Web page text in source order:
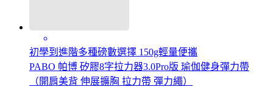
初學到進階多種磅數選擇 150g輕量便攜
PABO 帕博 矽膠8字拉力器3.0Pro版 瑜伽健身彈力帶
（開肩美背 伸展擴胸 拉力帶 彈力繩）